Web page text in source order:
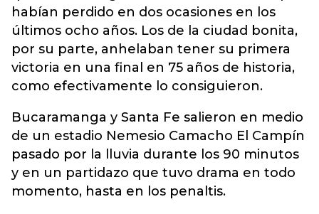
habían perdido en dos ocasiones en los
últimos ocho años. Los de la ciudad bonita,
por su parte, anhelaban tener su primera
victoria en una final en 75 años de historia,
como efectivamente lo consiguieron.
Bucaramanga y Santa Fe salieron en medio
de un estadio Nemesio Camacho El Campín
pasado por la lluvia durante los 90 minutos
y en un partidazo que tuvo drama en todo
momento, hasta en los penaltis.